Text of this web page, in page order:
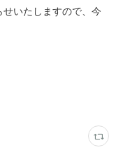
いたしますので、今